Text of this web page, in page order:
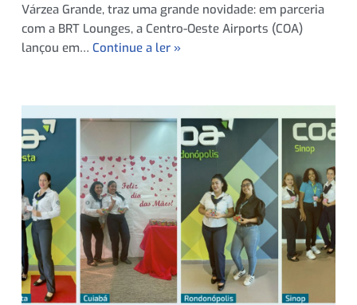
Várzea Grande, traz uma grande novidade: em parceria
com a BRT Lounges, a Centro-Oeste Airports (COA)
lançou em… Continue a ler »